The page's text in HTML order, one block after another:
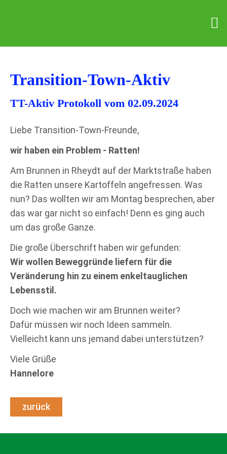
Transition-Town-Aktiv
TT-Aktiv Protokoll vom 02.09.2024
Liebe Transition-Town-Freunde,
wir haben ein Problem - Ratten!
Am Brunnen in Rheydt auf der Marktstraße haben
die Ratten unsere Kartoffeln angefressen. Was
nun? Das wollten wir am Montag besprechen, aber
das war gar nicht so einfach! Denn es ging auch
um das große Ganze.
Die große Überschrift haben wir gefunden:
Wir wollen Beweggründe liefern für die
Veränderung hin zu einem enkeltauglichen
Lebensstil.
Doch wie machen wir am Brunnen weiter?
Dafür müssen wir noch Ideen sammeln.
Vielleicht kann uns jemand dabei unterstützen?
Viele Grüße
Hannelore
zurück